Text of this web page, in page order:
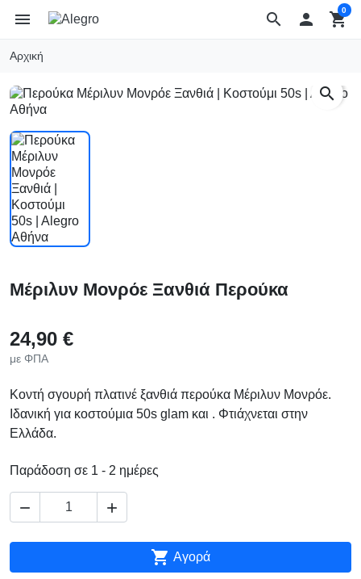
search
menu  shopping_cart
0
Αρχική
search
Μέριλυν Μονρόε Ξανθιά Περούκα
24,90 €
με ΦΠΑ
Κοντή σγουρή πλατινέ ξανθιά περούκα Μέριλυν Μονρόε.
Ιδανική για κοστούμια 50s glam και . Φτιάχνεται στην
Ελλάδα.
Παράδοση σε 1 - 2 ημέρες
 
 Αγορά